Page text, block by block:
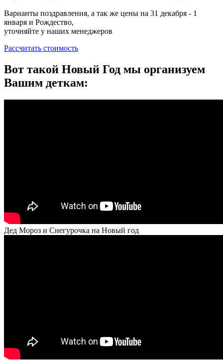
Варианты поздравления, а так же цены на 31 декабря - 1
января и Рождество,
уточняйте у наших менеджеров
Рассчитать стоимость
Вот такой Новый Год мы организуем
Вашим деткам:
Дед Мороз и Снегурочка на Новый год